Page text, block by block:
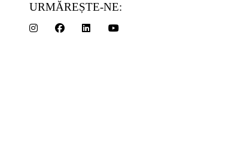
URMĂREȘTE-NE: